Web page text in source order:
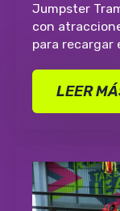
Jumpster
con
para recargar
LEER